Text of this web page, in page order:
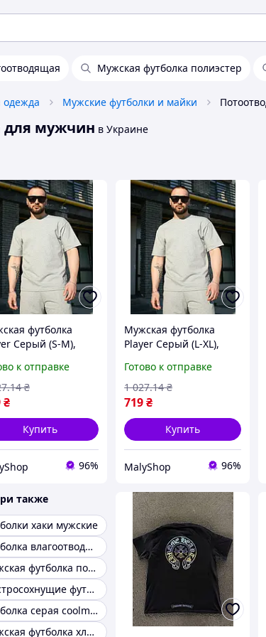
Мужская футболка полиэстер
одежда Мужские футболки и майки
для мужчин в Украине
футболка
Серый (S-M),
футболки для
MALY
к отправке
₴
.14 ₴
Купить
96%
Мужская футболка
Player Серый (L-XL),
летние футболки для
мужчин MALY
Готово к отправке
719₴
1 027.14 ₴
Купить
MalyShop 96%
также
хаки мужские
Футболка влагоотводящая
Мужская футболка полиэстер
Быстросохнущие футболки
Футболка серая coolmax
Мужская футболка хлопок оливковый